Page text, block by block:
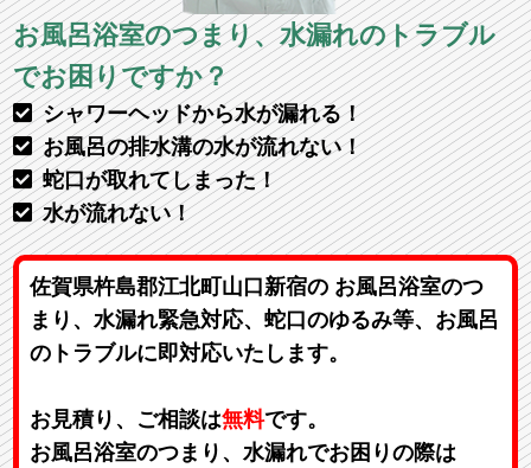
お風呂浴室のつまり、水漏れのトラブル
でお困りですか？
シャワーヘッドから水が漏れる！
お風呂の排水溝の水が流れない！
蛇口が取れてしまった！
水が流れない！
佐賀県杵島郡江北町山口新宿の お風呂浴室のつ
まり、水漏れ緊急対応、蛇口のゆるみ等、お風呂
のトラブルに即対応いたします。
お見積り、ご相談は無料です。
お風呂浴室のつまり、水漏れでお困りの際は